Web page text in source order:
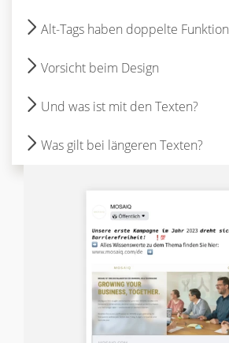
Alt-Tags haben doppelte Funktion
Vorsicht beim Design
Und was ist mit den Texten?
Was gilt bei längeren Texten?